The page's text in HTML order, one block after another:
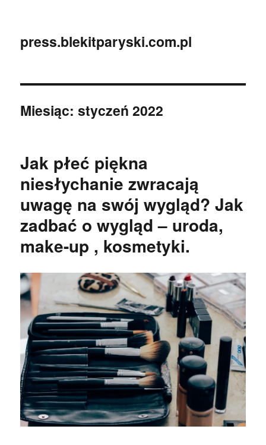
press.blekitparyski.com.pl
Miesiąc:styczeń 2022
Jak płeć piękna
niesłychanie zwracają
uwagę na swój wygląd? Jak
zadbać o wygląd – uroda,
make-up , kosmetyki.